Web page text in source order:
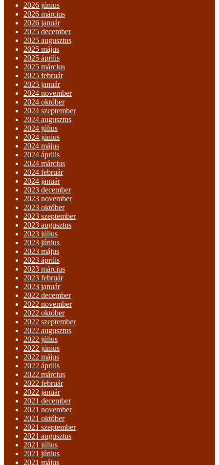
2026 június
2026 március
2026 január
2025 december
2025 augusztus
2025 május
2025 április
2025 március
2025 február
2025 január
2024 november
2024 október
2024 szeptember
2024 augusztus
2024 július
2024 június
2024 május
2024 április
2024 március
2024 február
2024 január
2023 december
2023 november
2023 október
2023 szeptember
2023 augusztus
2023 július
2023 június
2023 május
2023 április
2023 március
2023 február
2023 január
2022 december
2022 november
2022 október
2022 szeptember
2022 augusztus
2022 július
2022 június
2022 május
2022 április
2022 március
2022 február
2022 január
2021 december
2021 november
2021 október
2021 szeptember
2021 augusztus
2021 július
2021 június
2021 május